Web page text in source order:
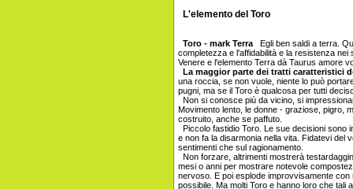
L'elemento del Toro
Toro - mark Terra
Egli ben saldi a terra.
completezza e l'affidabilità e la resistenza nei
Venere e l'elemento Terra dà Taurus amore
La maggior parte dei tratti caratteristici
una roccia, se non vuole, niente lo può
pugni, ma se il Toro è qualcosa per tutti
Non si conosce più da vicino, si
Movimento lento, le donne - graziose, pigro,
costruito, anche se paffuto.
Piccolo fastidio Toro. Le sue decisioni sono
e non fa la disarmonia nella vita. Fidatevi del
sentimenti che sul ragionamento.
Non forzare, altrimenti mostrerà
mesi o anni per mostrare notevole
nervoso. E poi esplode improvvisamente
possibile. Ma molti Toro e hanno loro che tali